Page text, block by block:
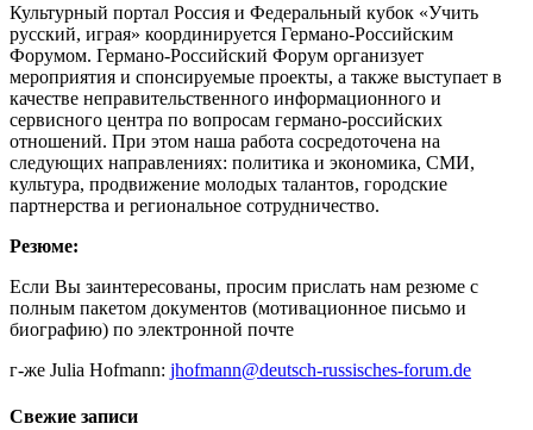
Культурный портал Россия и Федеральный кубок «Учить
русский, играя» координируется Германо-Российским
Форумом. Германо-Российский Форум организует
мероприятия и спонсируемые проекты, а также выступает в
качестве неправительственного информационного и
сервисного центра по вопросам германо-российских
отношений. При этом наша работа сосредоточена на
следующих направлениях: политика и экономика, СМИ,
культура, продвижение молодых талантов, городские
партнерства и региональное сотрудничество.
Резюме:
Если Вы заинтересованы, просим прислать нам резюме с
полным пакетом документов (мотивационное письмо и
биографию) по электронной почте
г-же Julia Hofmann: jhofmann@deutsch-russisches-forum.de
Свежие записи